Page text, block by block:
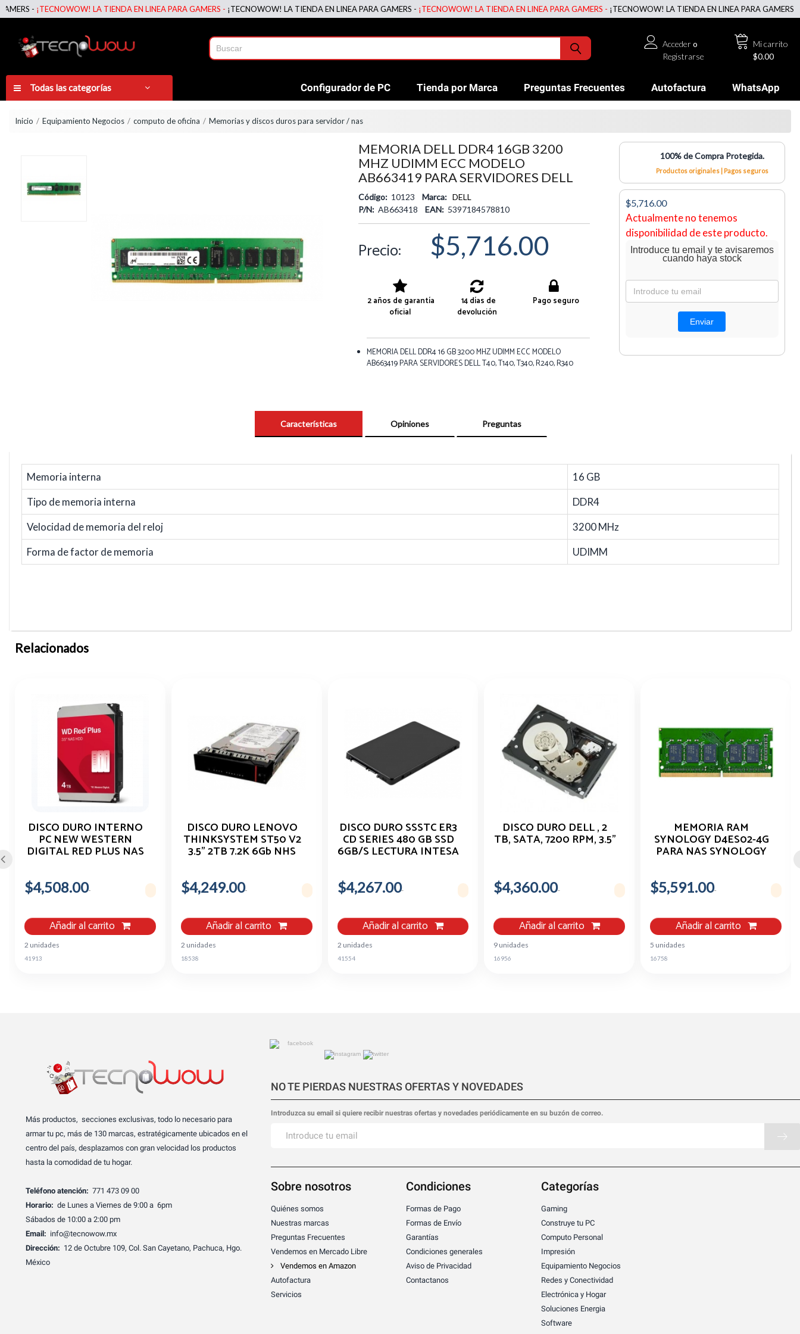
-¡TECNOWOW! LA TIENDA EN LINEA PARA GAMERS -¡TECNOWOW! LA TIENDA EN LINEA PARA GAMERS -¡TECNOWOW! LA TIENDA EN LINEA PARA GAMERS -¡TECNOWOW! LA TIENDA EN LINEA PARA GAMERS -
Mi carrito
$0.00
Accedero
Registrarse
Todas las categorías Configurador de PC Tienda por Marca Preguntas Frecuentes Autofactura WhatsApp
Inicio Equipamiento Negocios computo de oficina Memorias y discos duros para servidor / nas
MEMORIA DELL DDR4 16GB 3200
MHZ UDIMM ECC MODELO
AB663419 PARA SERVIDORES DELL
Código: 10123 Marca: DELL
P/N: AB663418 EAN: 5397184578810
Precio: $5,716.00
2 años de garantía
oficial
14 días de
devolución
Pago seguro
MEMORIA DELL DDR4 16 GB 3200 MHZ UDIMM ECC MODELO
AB663419 PARA SERVIDORES DELL T40, T140, T340, R240, R340
100% de Compra Protegida.
Productos originales | Pagos seguros
$5,716.00
Actualmente no tenemos
disponibilidad de este producto.
Introduce tu email y te avisaremos
cuando haya stock
Características Opiniones Preguntas
Memoria interna
16 GB
Tipo de memoria interna
DDR4
Velocidad de memoria del reloj
3200 MHz
Forma de factor de memoria
UDIMM
Relacionados
DISCO DURO INTERNO
PC NEW WESTERN
DIGITAL RED PLUS NAS
$4,508.00
Añadir al carrito
2 unidades
41913
DISCO DURO LENOVO
THINKSYSTEM ST50 V2
3.5" 2TB 7.2K 6Gb NHS
$4,249.00
Añadir al carrito
2 unidades
18538
DISCO DURO SSSTC ER3
CD SERIES 480 GB SSD
6GB/S LECTURA INTESA
$4,267.00
Añadir al carrito
2 unidades
41554
DISCO DURO DELL , 2
TB, SATA, 7200 RPM, 3.5"
$4,360.00
Añadir al carrito
9 unidades
16956
MEMORIA RAM
SYNOLOGY D4ES02-4G
PARA NAS SYNOLOGY
$5,591.00
Añadir al carrito
5 unidades
16758
Más productos, secciones exclusivas, todo lo necesario para
armar tu pc, más de 130 marcas, estratégicamente ubicados en el
centro del país, desplazamos con gran velocidad los productos
hasta la comodidad de tu hogar.
Teléfono atención: 771 473 09 00
Horario: de Lunes a Viernes de 9:00 a 6pm
Sábados de 10:00 a 2:00 pm
Email: info@tecnowow.mx
Dirección: 12 de Octubre 109, Col. San Cayetano, Pachuca, Hgo.
México
NO TE PIERDAS NUESTRAS OFERTAS Y NOVEDADES
Introduzca su email si quiere recibir nuestras ofertas y novedades periódicamente en su buzón de correo.
Sobre nosotros
Quiénes somos
Nuestras marcas
Preguntas Frecuentes
Vendemos en Mercado Libre
Vendemos en Amazon
Autofactura
Servicios
Condiciones
Formas de Pago
Formas de Envío
Garantías
Condiciones generales
Aviso de Privacidad
Contactanos
Categorías
Gaming
Construye tu PC
Computo Personal
Impresión
Equipamiento Negocios
Redes y Conectividad
Electrónica y Hogar
Soluciones Energia
Software